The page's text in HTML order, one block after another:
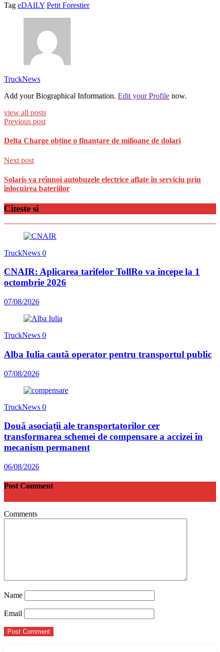
Tag eDAILY Petit Forestier
TruckNews
Add your Biographical Information. Edit your Profile now.
view all posts
Previous post
Delta Charge obține o finanțare de milioane de dolari
Next post
Solaris va reînnoi autobuzele electrice aflate în serviciu prin
înlocuirea bateriilor
Citeste si
TruckNews 0
CNAIR: Aplicarea tarifelor TollRo va începe la 1
octombrie 2026
07/08/2026
TruckNews 0
Alba Iulia caută operator pentru transportul public
07/08/2026
TruckNews 0
Două asociații ale transportatorilor cer
transformarea schemei de compensare a accizei în
mecanism permanent
06/08/2026
Post Comment
Comments
Name
Email